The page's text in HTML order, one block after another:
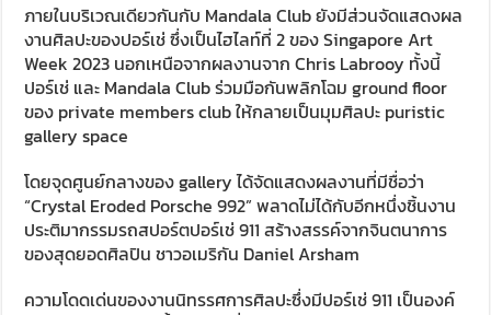
ภายในบริเวณเดียวกันกับ Mandala Club ยังมีส่วนจัดแสดงผล
งานศิลปะของปอร์เช่ ซึ่งเป็นไฮไลท์ที่ 2 ของ Singapore Art
Week 2023 นอกเหนือจากผลงานจาก Chris Labrooy ทั้งนี้
ปอร์เช่ และ Mandala Club ร่วมมือกันพลิกโฉม ground floor
ของ private members club ให้กลายเป็นมุมศิลปะ puristic
gallery space
โดยจุดศูนย์กลางของ gallery ได้จัดแสดงผลงานที่มีชื่อว่า
“Crystal Eroded Porsche 992” พลาดไม่ได้กับอีกหนึ่งชิ้นงาน
ประติมากรรมรถสปอร์ตปอร์เช่ 911 สร้างสรรค์จากจินตนาการ
ของสุดยอดศิลปิน ชาวอเมริกัน Daniel Arsham
ความโดดเด่นของงานนิทรรศการศิลปะซึ่งมีปอร์เช่ 911 เป็นองค์